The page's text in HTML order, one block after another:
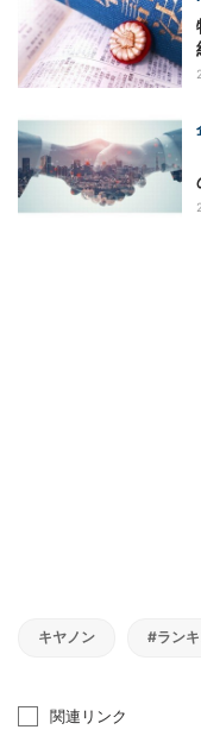
キヤノン #ラン
関連リンク